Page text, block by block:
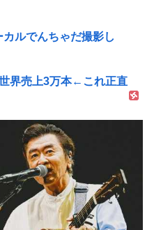
ルでんちゃだ撮影し
界売上3万本←これ正直